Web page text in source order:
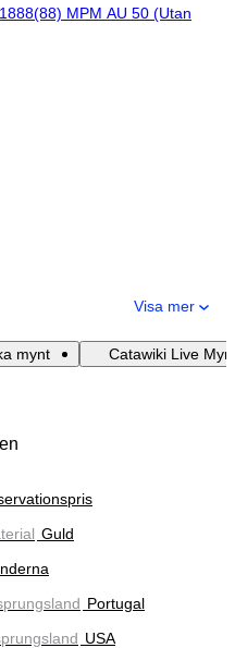
MPM AU 50 (Utan
Visa mer
mynt Catawiki Live
Guld
Portugal
USA